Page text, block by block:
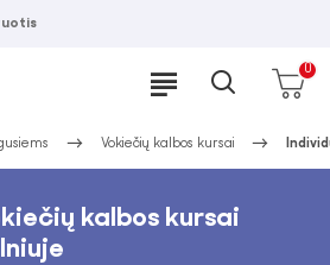
0
Vokiečių kalbos kursai
kalbos kursai